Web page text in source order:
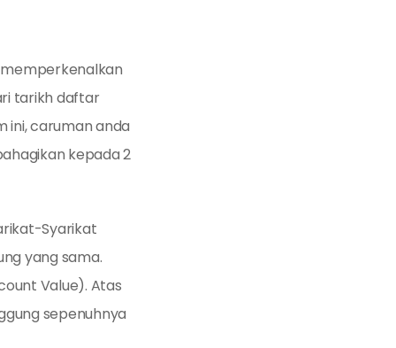
tarikh daftar
ini, caruman anda
kepada 2
Syarikat
yang sama.
Value). Atas
sepenuhnya